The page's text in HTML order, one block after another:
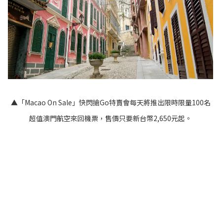
▲「Macao On Sale」快閃搶Go特賣會每天將推出限時限量100名
超值澳門航空來回機票，售價只要新台幣2,650元起。